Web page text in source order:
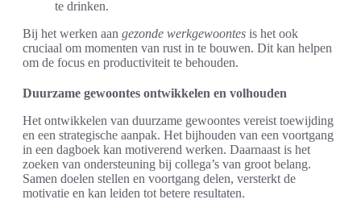
te drinken.
Bij het werken aan gezonde werkgewoontes is het ook
cruciaal om momenten van rust in te bouwen. Dit kan helpen
om de focus en productiviteit te behouden.
Duurzame gewoontes ontwikkelen en volhouden
Het ontwikkelen van duurzame gewoontes vereist toewijding
en een strategische aanpak. Het bijhouden van een voortgang
in een dagboek kan motiverend werken. Daarnaast is het
zoeken van ondersteuning bij collega’s van groot belang.
Samen doelen stellen en voortgang delen, versterkt de
motivatie en kan leiden tot betere resultaten.